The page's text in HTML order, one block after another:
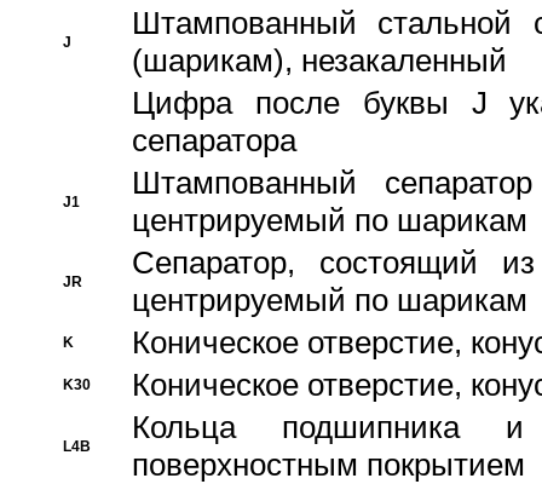
J
Штампованный стальной
(шарикам), незакаленный
Цифра после буквы J
сепаратора
J1
Штампованный
центрируемый по шарикам
JR
Сепаратор, состоящий
центрируемый по шарикам
K Коническое отверстие,
K30 Коническое отверстие,
L4B
Кольца подшипника
поверхностным покрытием